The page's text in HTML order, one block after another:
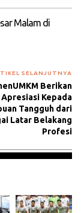
Malam di
SELANJUTNYA
Berikan
Apresiasi Kepada
Tangguh dari
Latar Belakang
Profesi